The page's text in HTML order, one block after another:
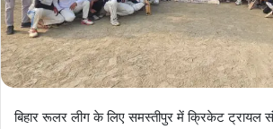
बिहार रूलर लीग के लिए समस्तीपुर में क्रिकेट ट्रायल